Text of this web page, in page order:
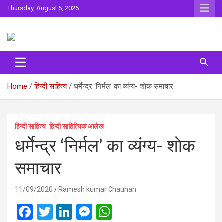
Skip
to
Thursday, August 6, 2026
Surta
Home हिन्दी साहित्य धर्मेन्‍द्र ‘निर्मल’ का व्‍यंग्‍य- शाेक समाचार
हिन्दी साहित्य हिन्दी साहित्यिक आलेख
धर्मेन्‍द्र ‘निर्मल’ का व्‍यंग्‍य- शाेक
समाचार
11/09/2020 Ramesh kumar Chauhan
F
T
Li
M